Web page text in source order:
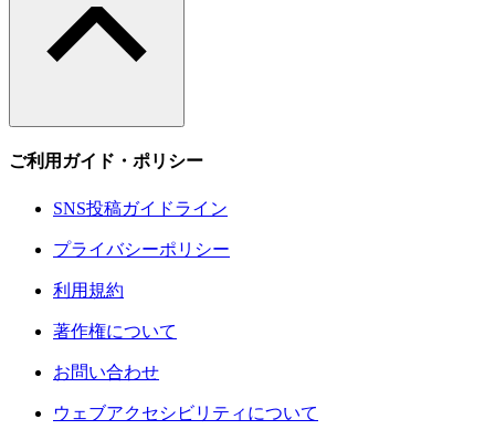
ご利用ガイド・ポリシー
SNS投稿ガイドライン
プライバシーポリシー
利用規約
著作権について
お問い合わせ
ウェブアクセシビリティについて